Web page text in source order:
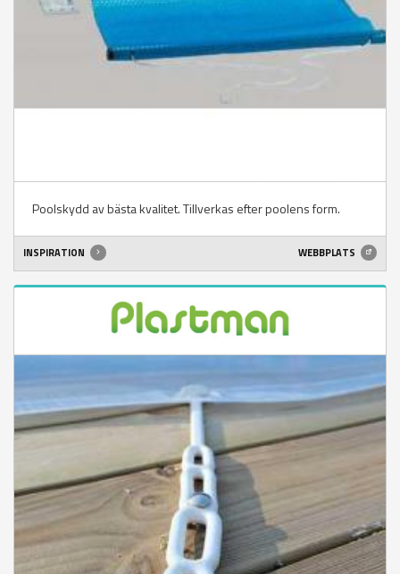
Poolskydd av bästa kvalitet. Tillverkas efter poolens form.
INSPIRATION WEBBPLATS